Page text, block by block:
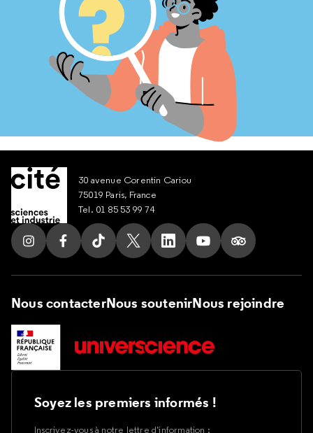
30 avenue Corentin Cariou
75019 Paris, France
Tel. 01 85 53 99 74
Suivez nous sur Instagram
Suivez nous sur Facebook
Suivez nous sur Tik Tok
Suivez nous sur X
Suivez nous sur LinkedIn
Suivez nous sur
Suivez nous
Nous contacterNous soutenirNous rejoindre
Soyez les premiers informés !
Inscrivez-vous à notre lettre d’information :